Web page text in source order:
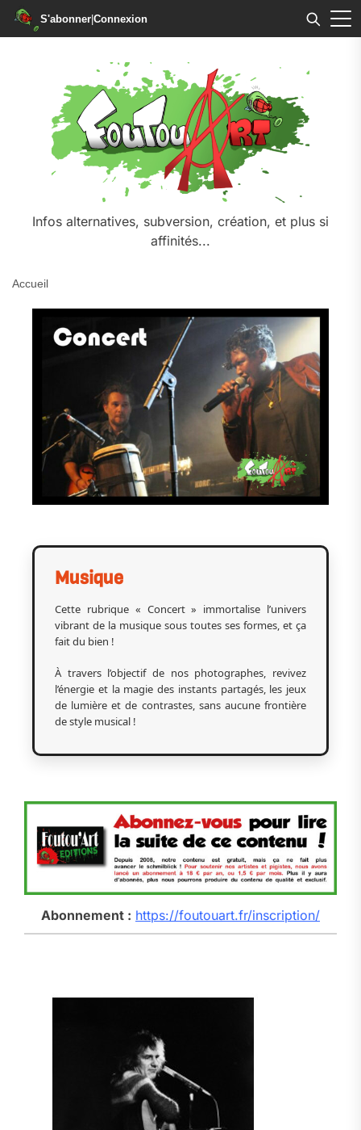
S'abonner|Connexion
Infos alternatives, subversion, création, et plus si
affinités...
Accueil
Musique
Cette rubrique « Concert » immortalise l’univers
vibrant de la musique sous toutes ses formes, et ça
fait du bien !
À travers l’objectif de nos photographes, revivez
l’énergie et la magie des instants partagés, les jeux
de lumière et de contrastes, sans aucune frontière
de style musical !
Abonnement : https://foutouart.fr/inscription/